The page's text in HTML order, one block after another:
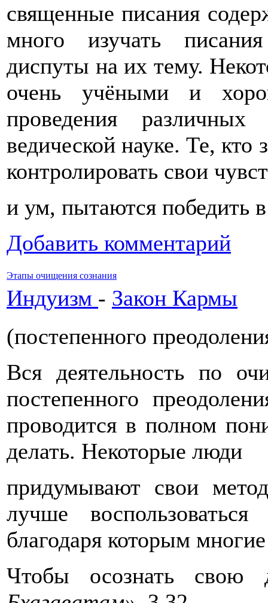
священные писания
много изучать
диспуты на их тему.
очень учёными и
проведения
ведической науке. Те, кто
контролировать свои
и ум, пытаются победить в
Добавить комментарий
Этапы очищения сознания
Индуизм - Закон Кармы
(постепенного
Вся деятельность по
постепенного
проводится в полном
делать. Некоторые люди
придумывают свои
лучше
благодаря которым
Чтобы осознать свою